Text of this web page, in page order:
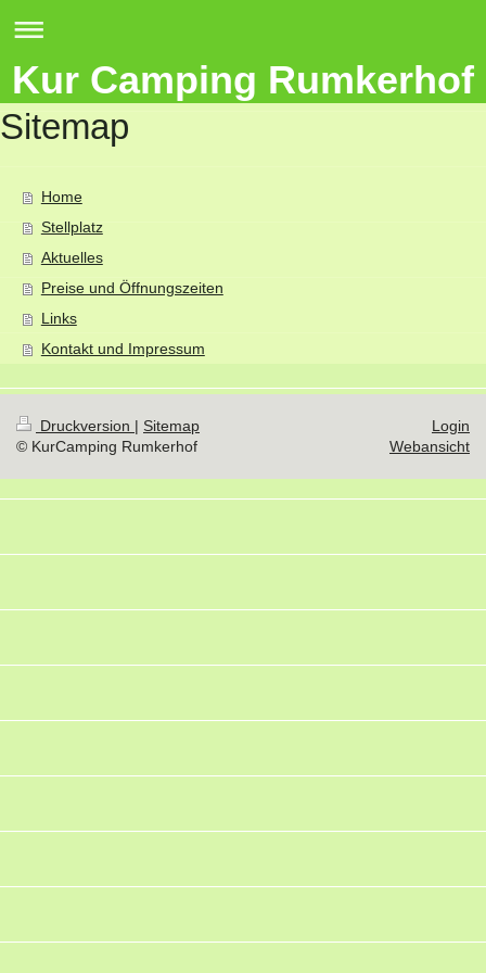
Kur Camping Rumkerhof
Sitemap
Home
Stellplatz
Aktuelles
Preise und Öffnungszeiten
Links
Kontakt und Impressum
Druckversion | Sitemap
© KurCamping Rumkerhof
Login
Webansicht